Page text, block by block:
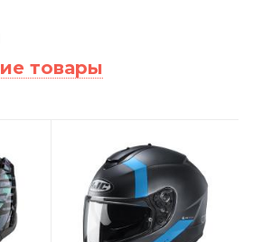
товары